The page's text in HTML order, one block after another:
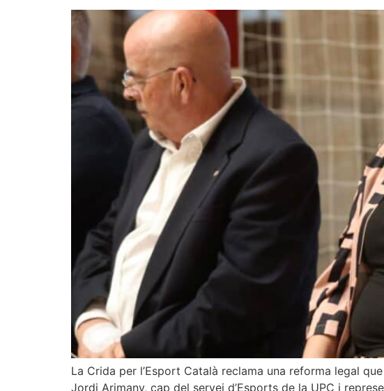
La Crida per l’Esport Català reclama una reforma legal
Jordi Arimany, cap del servei d’Esports de la UPC i